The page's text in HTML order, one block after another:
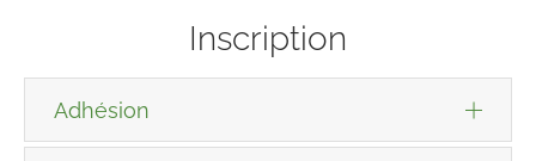
Inscription
Adhésion